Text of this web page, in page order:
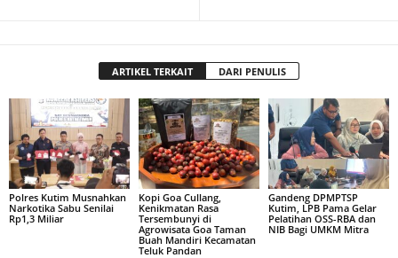
ARTIKEL TERKAIT DARI PENULIS
Polres Kutim Musnahkan
Narkotika Sabu Senilai
Rp1,3 Miliar
Kopi Goa Cullang,
Kenikmatan Rasa
Tersembunyi di
Agrowisata Goa Taman
Buah Mandiri Kecamatan
Teluk Pandan
Gandeng DPMPTSP
Kutim, LPB Pama Gelar
Pelatihan OSS-RBA dan
NIB Bagi UMKM Mitra